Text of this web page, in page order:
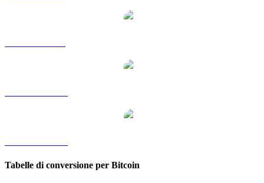
Tabelle di conversione per Bitcoin